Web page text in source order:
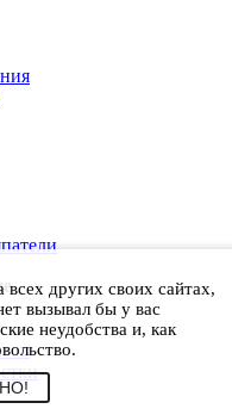
других своих сайтах,
вызывал бы у вас
неудобства и, как